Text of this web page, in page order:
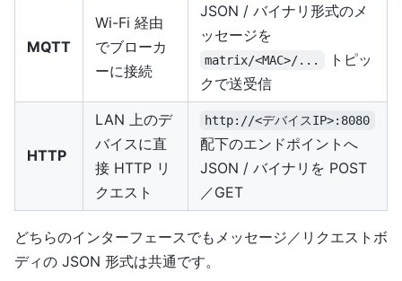
MQTT
Wi-Fi 経由
でブローカ
ーに接続
JSON / バイナリ形式のメ
ッセージを
matrix/<MAC>/...
トピッ
クで送受信
HTTP
LAN 上のデ
バイスに直
接 HTTP リ
クエスト
http://<デバイスIP>:8080
配下のエンドポイントへ
JSON / バイナリを POST
／GET
どちらのインターフェースでもメッセージ／リクエストボ
ディの JSON 形式は共通です。